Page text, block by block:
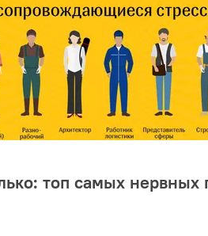
топ самых нервных